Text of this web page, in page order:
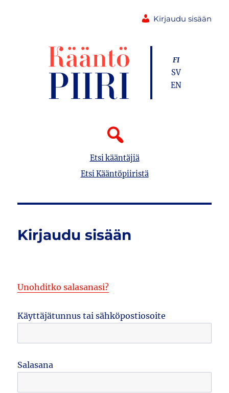
Kirjaudu sisään
Etsi kääntäjiä
Etsi Kääntöpiiristä
FI
SV
EN
Kirjaudu sisään
Unohditko salasanasi?
Käyttäjätunnus tai sähköpostiosoite
Salasana